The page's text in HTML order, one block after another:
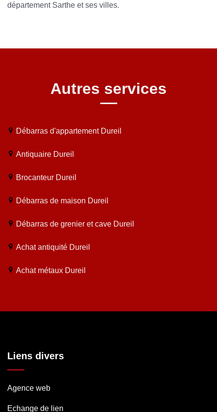
département Sarthe et ses villes.
Autres services
Débarras d'appartement Dureil
Antiquaire Dureil
Brocanteur Dureil
Débarras de maison Dureil
Débarras de grenier et cave Dureil
Achat antiquité Dureil
Achat métaux Dureil
Liens divers
Agence web
Echange de lien